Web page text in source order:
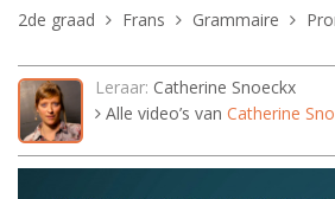
2de graad
Frans Grammaire
Leraar: Catherine Snoeckx
Alle video’s van Catherine